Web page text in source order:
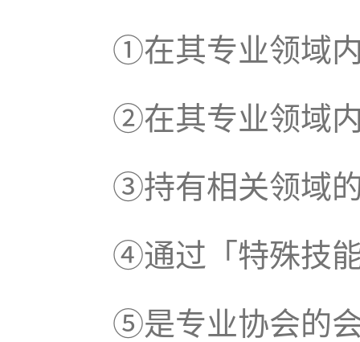
①在其专业领域
②在其专业领域
③持有相关领域
④通过「特殊技
⑤是专业协会的